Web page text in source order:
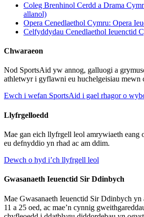
Coleg Brenhinol Cerdd a Drama
allanol)
Opera Cenedlaethol Cymru: Opera
Celfyddydau Cenedlaethol Ieuenctid
Chwaraeon
Nod SportsAid yw annog, galluogi a
athletwyr i gyflawni eu huchelgeisiau
Ewch i wefan SportsAid i gael rhagor o
Llyfrgelloedd
Mae gan eich llyfrgell leol amrywiaeth eang
eu defnyddio yn rhad ac am ddim.
Dewch o hyd i’ch llyfrgell leol
Gwasanaeth Ieuenctid Sir Ddinbych
Mae Gwasanaeth Ieuenctid Sir Ddinbych
11 a 25 oed, ac mae’n cynnig